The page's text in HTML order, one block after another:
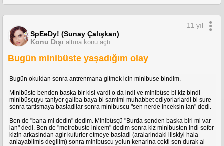
5. Yine aynı SES KISMA tuşuna basarak ÇİFT PENCERE`den dosya
yöneticisine giriniz ve yüklenen Shortcut.apk dosyasını yükleyiniz. Yükleme
sırasında sizi ayarlar sekmesine yönlendirir ve "bilinmeyen kaynaklar"`a tik
atın.
6. Program yüklendikten sonra bende otomatik açıldı, açılmadıysa da yine
sağ üst köşede 3 tane nokta olacaktır, Ayarlar sekmesi buradadır. Oradan
arama yaptırarak "Ayarlar" yazarak telefonun ayarlar menüsüne giriş
yapacaksınız.
8. Ayarlar Menüsü - Hesaplar - Yeni Hesap Ekle ile başka bir google hesabı
ekleyiniz.
9. Hesap ekleme sonucunda artık telefonun ana menü ekranına giriş
SpEeDy! (Sunay Çalışkan)
Konu Dışı altına konu açtı.
11 yıl
Bugün minibüste yaşadığım olay
Bugün okuldan sonra antrenmana gitmek icin minibuse bindim.
Minibüste benden baska bir kisi vardi o da indi ve minibüse bi kiz bindi
minibüsçuyu taniyor galiba baya bi samimi muhabbet ediyorlarlardi bi sure
sonra tartismaya basladilar sonra minibuscu "sen nerde inceksin lan" dedi.
Ben de "bana mi dedin" dedim. Minibüsçü "Burda senden baska biri mi var
lan" dedi. Ben de "metrobuste inicem" dedim sonra kiz minibusten indi sofor
kizin arkasindan agir kufurler etmeye basladi (aralarindaki iliskiyi hala
anlayabilmis degilim) sonra minibuscu yolun kenarina cekti son durak al